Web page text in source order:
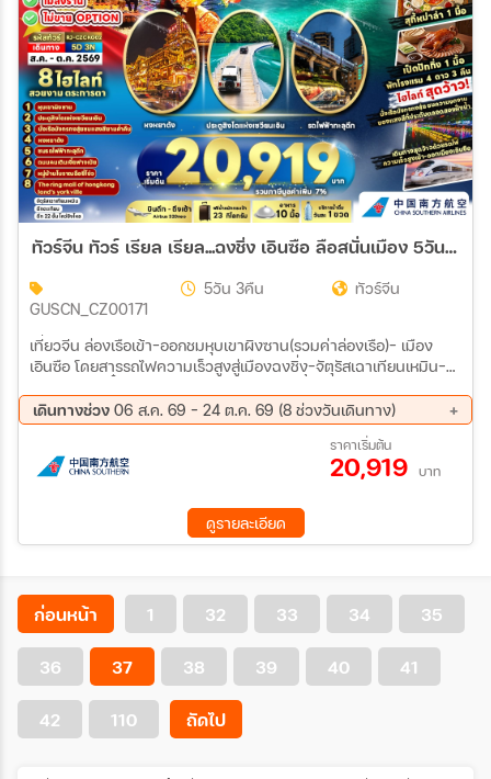
ทัวร์จีน ทัวร์ เรียล เรียล...ฉงชิ่ง เอินซือ ลือสนั่นเมือง 5วัน 3คืน (CZ)
GUSCN_CZ00171
5วัน 3คืน ทัวร์จีน
เที่ยวจีน ล่องเรือเข้า-ออกชมหุบเขาผิงซาน(รวมค่าล่องเรือ)- เมือง
เอินซือ โดยสารรถไฟความเร็วสูงสู่เมืองฉงชิ่ง-จัตุรัสเฉาเทียนเหมิน-
การแสดงเปลี่ยนหน้าเสฉวน ชมรถไฟฟ้าทะลุตึก สถานีหลีจื่อป้า-
หมู่บ้านโบราณ ฉือชี่โข่ว-The Ring Mall-สนามบินนานาชาติฉงชิ่ง
เดินทางช่วง 06 ส.ค. 69 - 24 ต.ค. 69 (8 ช่วงวันเดินทาง)
16 ก.ย. 69 - 20 ก.ย. 69
22 ก.ย. 69 - 26 ก.ย. 69
26 ก.ย. 69 - 30 ก.ย. 69
30 ก.ย. 69 - 04 ต.ค. 69
10 ต.ค. 69 - 14 ต.ค. 69
20 ต.ค. 69 - 24 ต.ค. 69
ราคาเริ่มต้น
20,919 บาท
ดูรายละเอียด
ก่อนหน้า 1 32 33 34 35
36 37 38 39 40 41
42 110 ถัดไป